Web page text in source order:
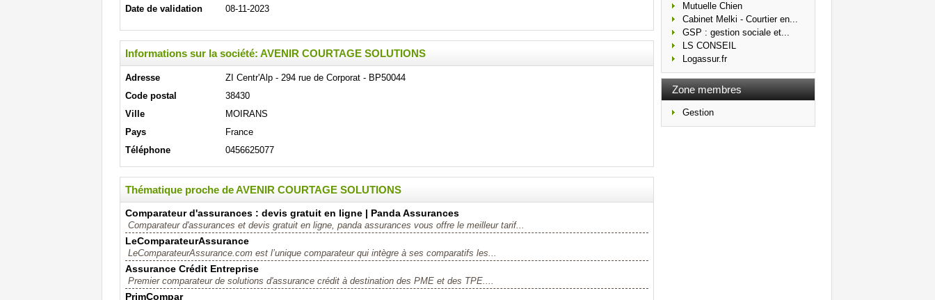
Mutuelle Chien
Cabinet Melki - Courtier en...
GSP : gestion sociale et...
LS CONSEIL
Logassur.fr
Zone membres
Gestion
Date de validation
08-11-2023
Informations sur la société: AVENIR COURTAGE SOLUTIONS
Adresse
ZI Centr'Alp - 294 rue de Corporat - BP50044
Code postal
38430
Ville
MOIRANS
Pays
France
Téléphone
0456625077
Thématique proche de AVENIR COURTAGE SOLUTIONS
Comparateur d'assurances : devis gratuit en ligne | Panda Assurances
Comparateur d'assurances et devis gratuit en ligne, panda assurances vous offre le meilleur tarif...
LeComparateurAssurance
LeComparateurAssurance.com est l’unique comparateur qui intègre à ses comparatifs les...
Assurance Crédit Entreprise
Premier comparateur de solutions d'assurance crédit à destination des PME et des TPE....
PrimCompar